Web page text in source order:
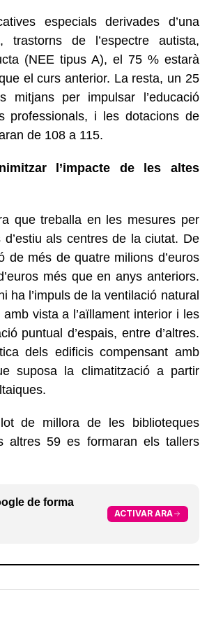
especials derivades d’una
trastorns de l’espectre autista,
(NEE tipus A), el 75 % estarà
el curs anterior. La resta, un 25
mitjans per impulsar l’educació
professionals, i les dotacions de
de 108 a 115.
l’impacte de les altes
que treballa en les mesures per
als centres de la ciutat. De
de més de quatre milions d’euros
més que en anys anteriors.
ha l’impuls de la ventilació natural
vista a l’aïllament interior i les
puntual d’espais, entre d’altres.
dels edificis compensant amb
suposa la climatització a partir
de millora de les biblioteques
altres 59 es formaran els tallers
de forma
ACTIVAR ARA